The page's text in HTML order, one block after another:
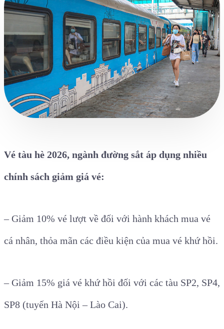
Vé tàu hè 2026, ngành đường sắt áp dụng nhiều
chính sách giảm giá vé:
– Giảm 10% vé lượt về đối với hành khách mua vé
cá nhân, thỏa mãn các điều kiện của mua vé khứ hồi.
– Giảm 15% giá vé khứ hồi đối với các tàu SP2, SP4,
SP8 (tuyến Hà Nội – Lào Cai).